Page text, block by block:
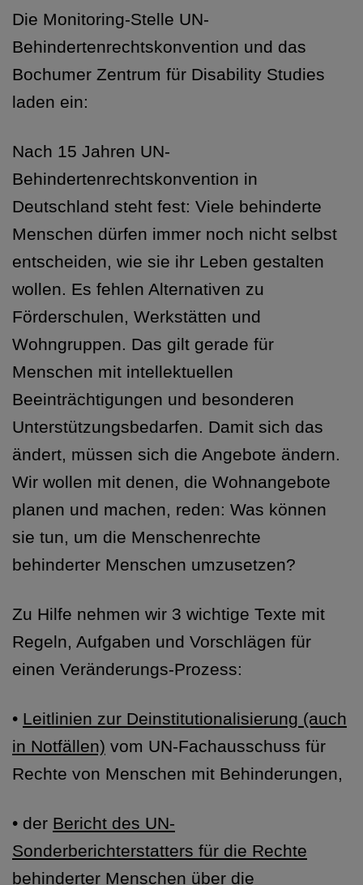
Die Monitoring-Stelle UN-
Behindertenrechtskonvention und das
Bochumer Zentrum für Disability Studies
laden ein:
Nach 15 Jahren UN-
Behindertenrechtskonvention in
Deutschland steht fest: Viele behinderte
Menschen dürfen immer noch nicht selbst
entscheiden, wie sie ihr Leben gestalten
wollen. Es fehlen Alternativen zu
Förderschulen, Werkstätten und
Wohngruppen. Das gilt gerade für
Menschen mit intellektuellen
Beeinträchtigungen und besonderen
Unterstützungsbedarfen. Damit sich das
ändert, müssen sich die Angebote ändern.
Wir wollen mit denen, die Wohnangebote
planen und machen, reden: Was können
sie tun, um die Menschenrechte
behinderter Menschen umzusetzen?
Zu Hilfe nehmen wir 3 wichtige Texte mit
Regeln, Aufgaben und Vorschlägen für
einen Veränderungs-Prozess:
• Leitlinien zur Deinstitutionalisierung (auch
in Notfällen) vom UN-Fachausschuss für
Rechte von Menschen mit Behinderungen,
• der Bericht des UN-
Sonderberichterstatters für die Rechte
behinderter Menschen über die